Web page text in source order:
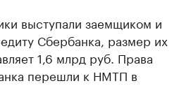
выступали заемщиком и
Сбербанка, размер их
1,6 млрд руб. Права
перешли к НМТП в